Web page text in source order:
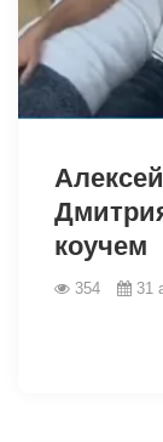
коучем
354 31